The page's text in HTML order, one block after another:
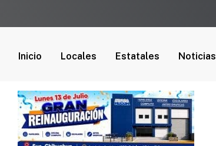
Inicio Locales Estatales Noticias